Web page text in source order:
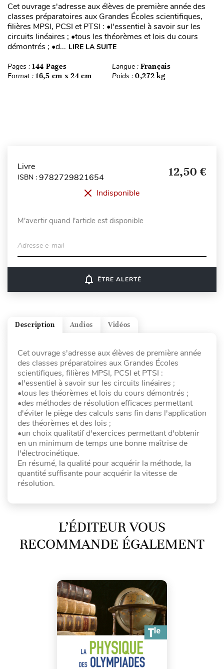
Cet ouvrage s'adresse aux élèves de première année des
classes préparatoires aux Grandes Écoles scientifiques,
filières MPSI, PCSI et PTSI : •l'essentiel à savoir sur les
circuits linéaires ; •tous les théorèmes et lois du cours
démontrés ; •d... LIRE LA SUITE
Pages : 144 Pages Langue : Français
Format : 16,5 cm x 24 cm Poids : 0,272 kg
Livre
ISBN : 9782729821654 12,50 €
Indisponible
M'avertir quand l'article est disponible
Adresse e-mail
notifications_none ÊTRE ALERTÉ
Vidéos
Audios
Description
Cet ouvrage s'adresse aux élèves de première année
des classes préparatoires aux Grandes Écoles
scientifiques, filières MPSI, PCSI et PTSI :
•l'essentiel à savoir sur les circuits linéaires ;
•tous les théorèmes et lois du cours démontrés ;
•des méthodes de résolution efficaces permettant
d'éviter le piège des calculs sans fin dans l'application
des théorèmes et des lois ;
•un choix qualitatif d'exercices permettant d'obtenir
en un minimum de temps une bonne maîtrise de
l'électrocinétique.
En résumé, la qualité pour acquérir la méthode, la
quantité suffisante pour acquérir la vitesse de
résolution.
L’ÉDITEUR VOUS
RECOMMANDE ÉGALEMENT